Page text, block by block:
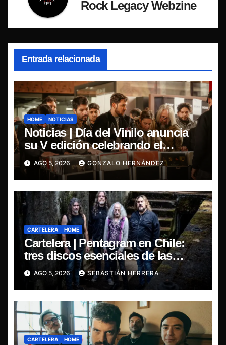
Rock Legacy Webzine
Entrada relacionada
HOME NOTICIAS
Noticias | Día del Vinilo anuncia
su V edición celebrando el
regreso del 7″ fabricado en Chile
AGO 5, 2026 GONZALO HERNÁNDEZ
CARTELERA HOME
Cartelera | Pentagram en Chile:
tres discos esenciales de las
leyendas del doom
AGO 5, 2026 SEBASTIÁN HERRERA
CARTELERA HOME